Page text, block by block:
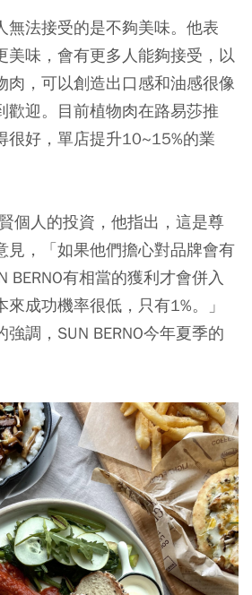
無法接受的是不夠美味。他表
美味，會有更多人能夠接受，以
肉，可以創造出口感和油感很像
歡迎。目前植物肉在路易莎推
很好，單店提升10~15%的業
個人的投資，他指出，這是尊
見，「如果他們擔心對品牌會有
BERNO有相當的獲利才會併入
成功機率很低，只有1%。」
調，SUN BERNO今年夏季的